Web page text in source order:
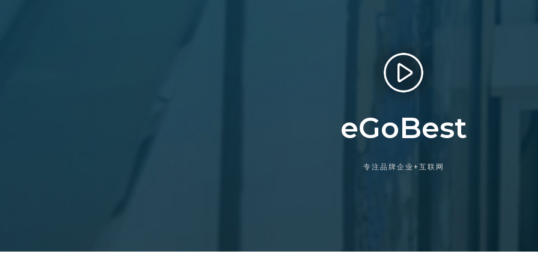
eGoBest
专注品牌企业+互联网